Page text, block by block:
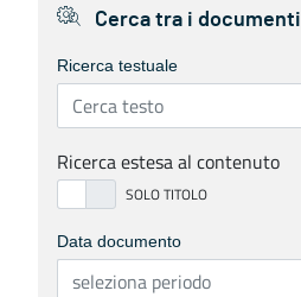
Cerca tra i documenti
Ricerca testuale
Ricerca estesa al contenuto
Data documento